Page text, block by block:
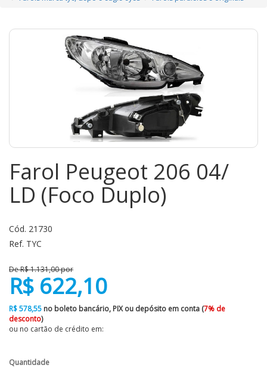
Farol Peugeot 206 04/
LD (Foco Duplo)
Cód. 21730
Ref. TYC
De R$ 1.131,00 por
R$ 622,10
R$ 578,55 no boleto bancário, PIX ou depósito em conta (7% de
desconto)
ou no cartão de crédito em:
Quantidade